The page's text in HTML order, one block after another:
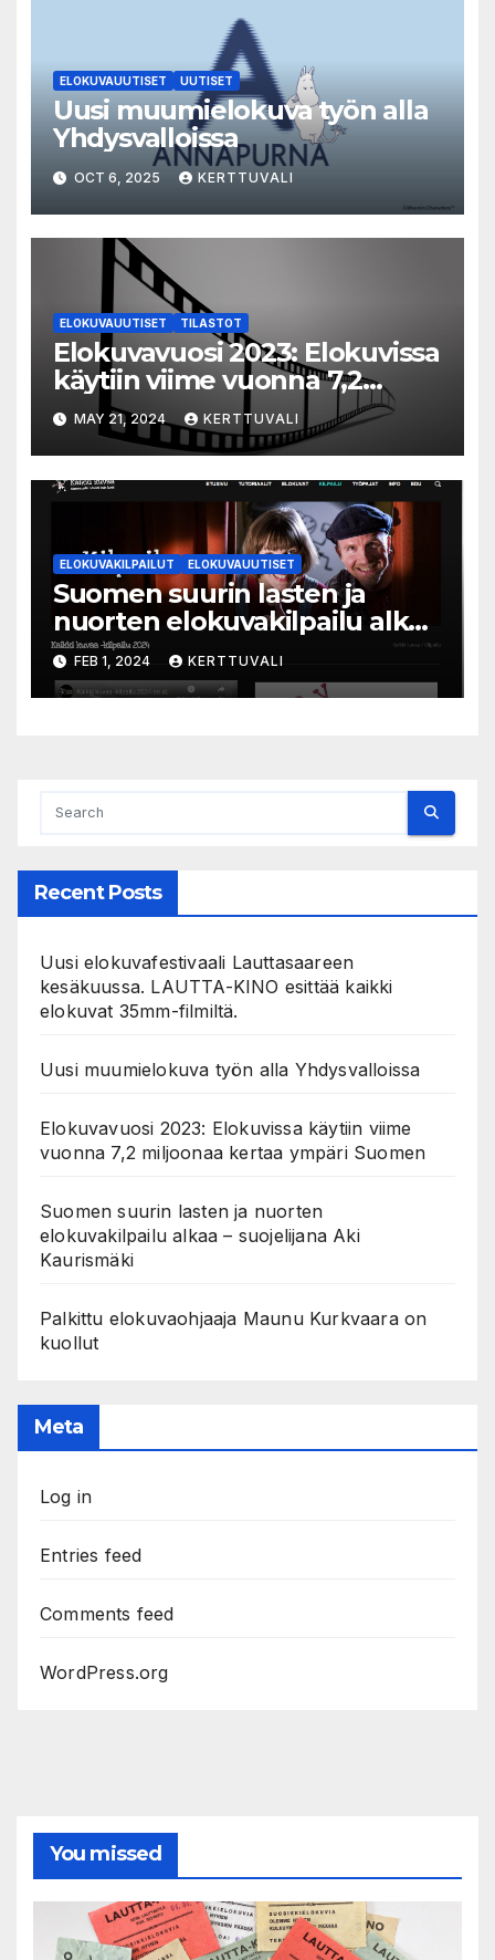
ELOKUVAUUTISET UUTISET
Uusi muumielokuva työn alla
Yhdysvalloissa
OCT 6, 2025 KERTTUVALI
ELOKUVAUUTISET TILASTOT
Elokuvavuosi 2023: Elokuvissa
käytiin viime vuonna 7,2
miljoonaa kertaa ympäri
Suomen
MAY 21, 2024 KERTTUVALI
ELOKUVAKILPAILUT ELOKUVAUUTISET
Suomen suurin lasten ja
nuorten elokuvakilpailu alkaa
– suojelijana Aki Kaurismäki
FEB 1, 2024 KERTTUVALI
Recent Posts
Uusi elokuvafestivaali Lauttasaareen
kesäkuussa. LAUTTA-KINO esittää kaikki
elokuvat 35mm-filmiltä.
Uusi muumielokuva työn alla Yhdysvalloissa
Elokuvavuosi 2023: Elokuvissa käytiin viime
vuonna 7,2 miljoonaa kertaa ympäri Suomen
Suomen suurin lasten ja nuorten
elokuvakilpailu alkaa – suojelijana Aki
Kaurismäki
Palkittu elokuvaohjaaja Maunu Kurkvaara on
kuollut
Meta
Log in
Entries feed
Comments feed
WordPress.org
You missed